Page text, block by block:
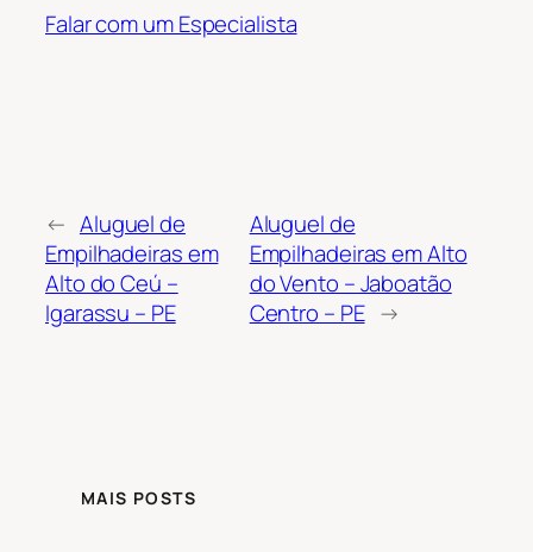
Falar com um Especialista
← Aluguel de
Empilhadeiras em
Alto do Ceú –
Igarassu – PE
Aluguel de
Empilhadeiras em Alto
do Vento – Jaboatão
Centro – PE →
MAIS POSTS